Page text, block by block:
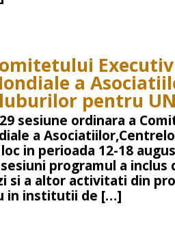
a
pentru
sesiune ordinara a
a
loc in perioada 12-18
programul a inclus
si a altor activitati din
in institutii de […]